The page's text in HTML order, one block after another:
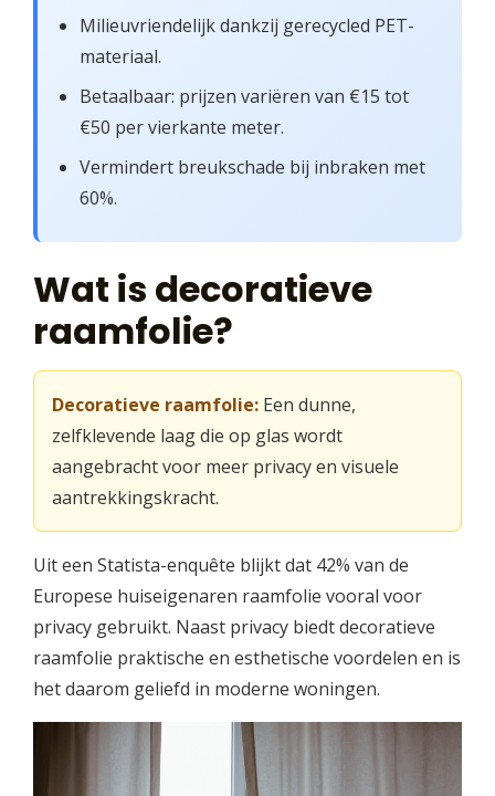
Milieuvriendelijk dankzij gerecycled PET-
materiaal.
Betaalbaar: prijzen variëren van €15 tot
€50 per vierkante meter.
Vermindert breukschade bij inbraken met
60%.
Wat is decoratieve
raamfolie?
Decoratieve raamfolie: Een dunne,
zelfklevende laag die op glas wordt
aangebracht voor meer privacy en visuele
aantrekkingskracht.
Uit een Statista-enquête blijkt dat 42% van de
Europese huiseigenaren raamfolie vooral voor
privacy gebruikt. Naast privacy biedt decoratieve
raamfolie praktische en esthetische voordelen en is
het daarom geliefd in moderne woningen.